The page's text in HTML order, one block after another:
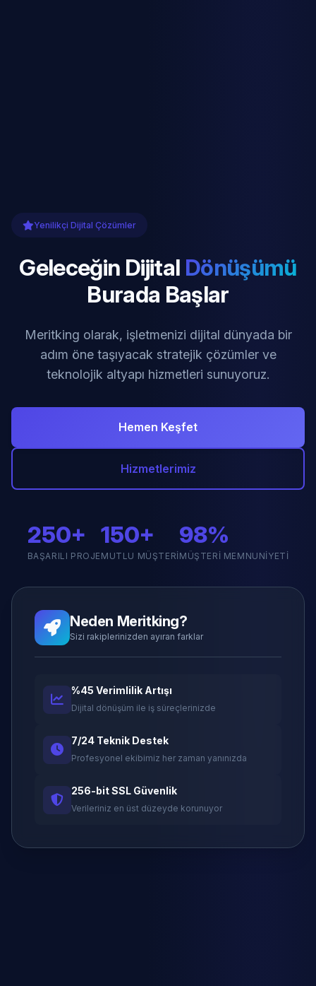
Yenilikçi Dijital Çözümler
Geleceğin Dijital Dönüşümü
Burada Başlar
Meritking olarak, işletmenizi dijital dünyada bir
adım öne taşıyacak stratejik çözümler ve
teknolojik altyapı hizmetleri sunuyoruz.
Hemen Keşfet
Hizmetlerimiz
250+
BAŞARILI PROJE
150+
MUTLU MÜŞTERI
98%
MÜŞTERI MEMNUNIYETI
Neden Meritking?
Sizi rakiplerinizden ayıran farklar
%45 Verimlilik Artışı
Dijital dönüşüm ile iş süreçlerinizde
7/24 Teknik Destek
Profesyonel ekibimiz her zaman yanınızda
256-bit SSL Güvenlik
Verileriniz en üst düzeyde korunuyor